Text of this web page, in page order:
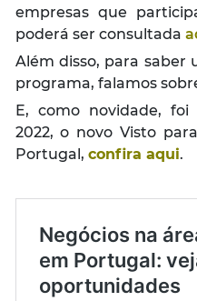
empresas que
poderá ser consultada
Além disso, para saber
programa, falamos
E, como novidade,
2022, o novo Visto
Portugal, confira aqui.